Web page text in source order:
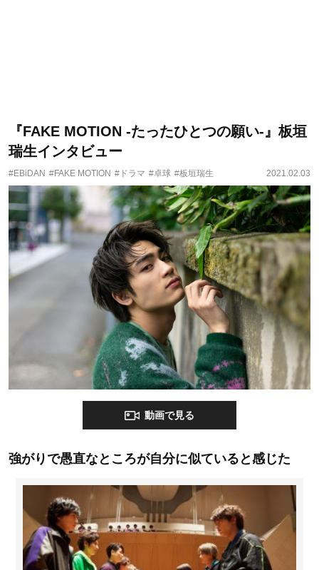
『FAKE MOTION -たったひとつの願い-』板垣
瑞生インタビュー
#EBiDAN #FAKE MOTION #ドラマ #卓球 #板垣瑞生 2021.02.03
動画で見る
強がりで愚直なところが自分に似ていると感じた